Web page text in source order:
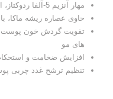
مهار آنزیم 5-آلفا ردوکتاز، از مهمترین عوامل ریزش مو
حاوی عصاره ریشه ماکا،
تقویت گردش خون پوست
های مو
افزایش ضخامت و
تنظیم ترشح غدد چربی